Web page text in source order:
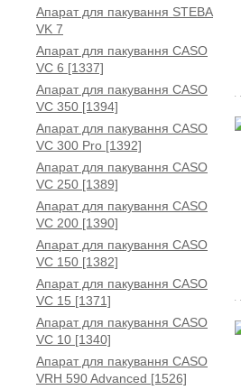
Апарат для пакування STEBA
VK 7
Апарат для пакування CASO
VC 6 [1337]
Апарат для пакування CASO
VC 350 [1394]
Апарат для пакування CASO
VC 300 Pro [1392]
Апарат для пакування CASO
VC 250 [1389]
Апарат для пакування CASO
VC 200 [1390]
Апарат для пакування CASO
VC 150 [1382]
Апарат для пакування CASO
VC 15 [1371]
Апарат для пакування CASO
VC 10 [1340]
Апарат для пакування CASO
VRH 590 Advanced [1526]